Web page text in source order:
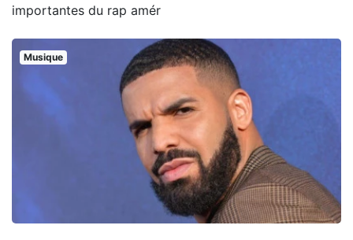
importantes du rap amér
Musique